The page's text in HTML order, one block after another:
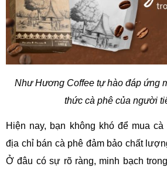
Như Hương Coffee tự hào đáp ứng
thức cà phê của người
Hiện nay, bạn không khó để mua
địa chỉ bán cà phê đảm bảo chất
Ở đâu có sự rõ ràng, minh bạch